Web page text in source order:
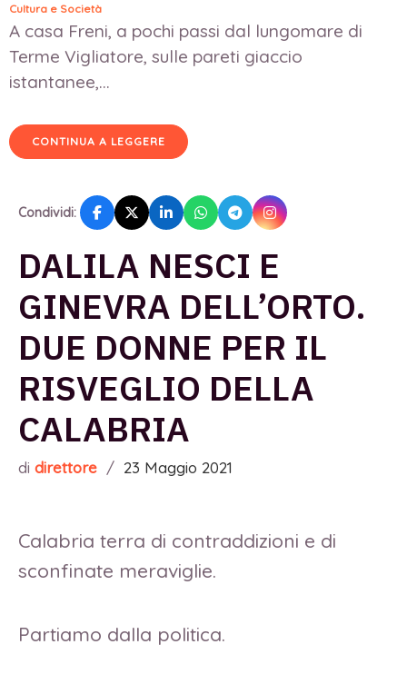
Cultura e Società
A casa Freni, a pochi passi dal lungomare di
Terme Vigliatore, sulle pareti giaccio
istantanee,...
CONTINUA A LEGGERE
Condividi:
DALILA NESCI E
GINEVRA DELL’ORTO.
DUE DONNE PER IL
RISVEGLIO DELLA
CALABRIA
di direttore / 23 Maggio 2021
Calabria terra di contraddizioni e di
sconfinate meraviglie.
Partiamo dalla politica.